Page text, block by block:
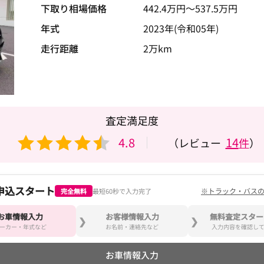
下取り相場価格 442.4万円〜537.5万円
年式
2023年(令和05年)
走行距離
2万km
査定満足度
4.8 （レビュー 14件）
込スタート 完全無料 最短60秒で入力完了 ※トラック・バス
車情報入力
カー・年式など
お客様情報入力
お名前・連絡先など
無料査定スター
入力内容を確認し
お車情報入力